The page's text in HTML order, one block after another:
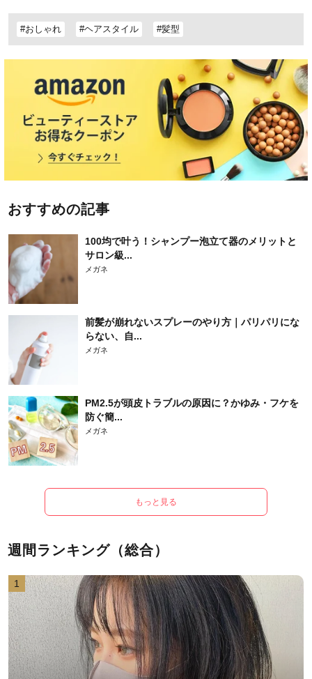
#おしゃれ #ヘアスタイル #髪型
おすすめの記事
100均で叶う！シャンプー泡立て器のメリットと
サロン級...
メガネ
前髪が崩れないスプレーのやり方｜パリパリにな
らない、自...
メガネ
PM2.5が頭皮トラブルの原因に？かゆみ・フケを
防ぐ簡...
メガネ
もっと見る
週間ランキング（総合）
1